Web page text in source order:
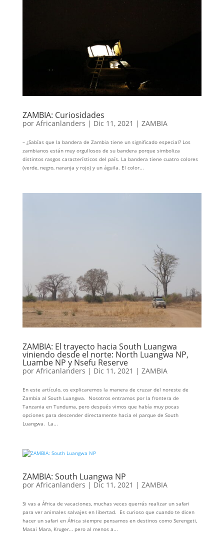
ZAMBIA: Curiosidades
por Africanlanders | Dic 11, 2021 | ZAMBIA
– ¿Sabías que la bandera de Zambia tiene un significado especial? Los
zambianos están muy orgullosos de su bandera porque simboliza
distintos rasgos característicos del país. La bandera tiene cuatro colores
(verde, negro, naranja y rojo) y un águila. El color...
ZAMBIA: El trayecto hacia South Luangwa
viniendo desde el norte: North Luangwa NP,
Luambe NP y Nsefu Reserve
por Africanlanders | Dic 11, 2021 | ZAMBIA
En este artículo, os explicaremos la manera de cruzar del noreste de
Zambia al South Luangwa. Nosotros entramos por la frontera de
Tanzania en Tunduma, pero después vimos que había muy pocas
opciones para descender directamente hacia el parque de South
Luangwa. La...
ZAMBIA: South Luangwa NP
por Africanlanders | Dic 11, 2021 | ZAMBIA
Si vas a África de vacaciones, muchas veces querrás realizar un safari
para ver animales salvajes en libertad. Es curioso que cuando te dicen
hacer un safari en África siempre pensamos en destinos como Serengeti,
Masai Mara, Kruger… pero al menos a...